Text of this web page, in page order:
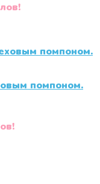
помпоном.